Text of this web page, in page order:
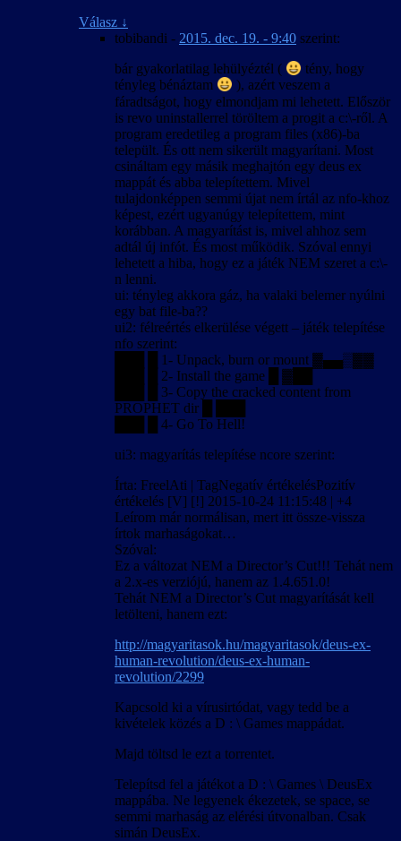
Válasz ↓
tobibandi - 2015. dec. 19. - 9:40 szerint:
bár gyakorlatilag lehülyéztél (
tény, hogy
tényleg bénáztam
), azért veszem a
fáradtságot, hogy elmondjam mi lehetett. Először
is revo uninstallerrel töröltem a progit a c:\-ről. A
program eredetileg a program files (x86)-ba
települt. És ott nem sikerült magyarítani. Most
csináltam egy másik meghajtón egy deus ex
mappát és abba telepítettem. Mivel
tulajdonképpen semmi újat nem írtál az nfo-khoz
képest, ezért ugyanúgy telepítettem, mint
korábban. A magyarítást is, mivel ahhoz sem
adtál új infót. És most működik. Szóval ennyi
lehetett a hiba, hogy ez a játék NEM szeret a c:\-
n lenni.
ui: tényleg akkora gáz, ha valaki belemer nyúlni
egy bat file-ba??
ui2: félreértés elkerülése végett – játék telepítése
nfo szerint:
███ █ 1- Unpack, burn or mount ▓▄▄▒▓▓
███ █ 2- Install the game █ ▓██
███ █ 3- Copy the cracked content from
PROPHET dir █ ███
███ █ 4- Go To Hell!
ui3: magyarítás telepítése ncore szerint:
Írta: FreelAti | TagNegatív értékelésPozitív
értékelés [V] [!] 2015-10-24 11:15:48 | +4
Leírom már normálisan, mert itt össze-vissza
írtok marhaságokat…
Szóval:
Ez a változat NEM a Director’s Cut!!! Tehát nem
a 2.x-es verziójú, hanem az 1.4.651.0!
Tehát NEM a Director’s Cut magyarítását kell
letölteni, hanem ezt:
http://magyaritasok.hu/magyaritasok/deus-ex-
human-revolution/deus-ex-human-
revolution/2299
Kapcsold ki a vírusirtódat, vagy tedd be a
kivételek közés a D : \ Games mappádat.
Majd töltsd le ezt a torrentet.
Telepítsd fel a játékot a D : \ Games \ DeusEx
mappába. Ne legyenek ékezetek, se space, se
semmi marhaság az elérési útvonalban. Csak
simán DeusEx.